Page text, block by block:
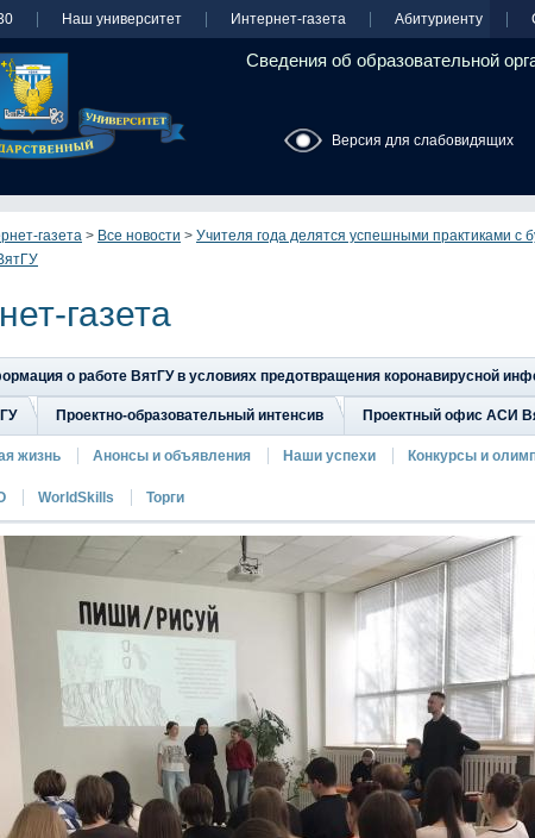
Наш университет Интернет-газета Абитуриенту
Сведения об образовательной
Версия для слабовидящих
газета > Все новости > Учителя года делятся успешными практиками с
газета
о работе ВятГУ в условиях предотвращения коронавирусной
Проектно-образовательный интенсив Проектный офис АСИ
жизнь Анонсы и объявления Наши успехи Конкурсы и
WorldSkills Торги